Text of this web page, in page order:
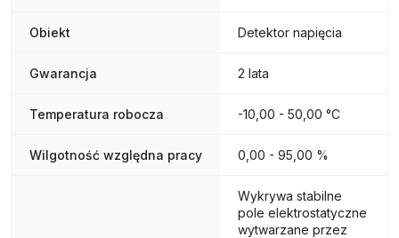
Obiekt Detektor napięcia
Gwarancja 2 lata
Temperatura robocza -10,00 - 50,00 °C
Wilgotność względna pracy 0,00 - 95,00 %
Wykrywa stabilne
pole elektrostatyczne
wytwarzane przez